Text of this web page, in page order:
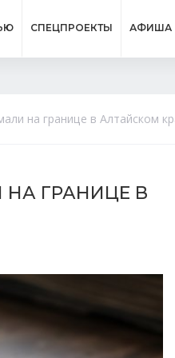
СПЕЦПРОЕКТЫ АФИША
на границе в Алтайском
ГРАНИЦЕ В